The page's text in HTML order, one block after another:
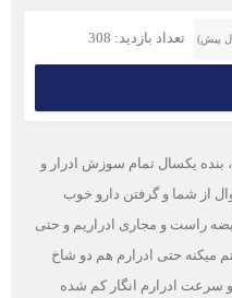
تعداد بازدید: 308
بنده یکسال تمام سوزش ادرار و
از شما و گرفتن دارو خوب
راست و مجاری ادراریم و حتی
میکنه حتی ادرارم هم دو شاخ
سرعت ادرارم انگار کم شده